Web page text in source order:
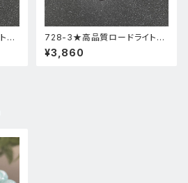
ガ
パ
728-3★高品質ロードライトガ
ーネット★天然石ブレスレットパ
ワーストーン新品
¥3,860